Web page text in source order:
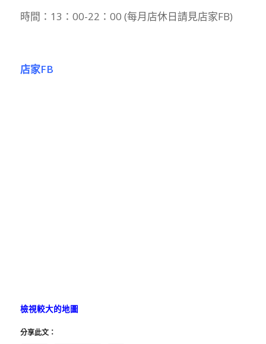
時間：13：00-22：00 (每月店休日請見店家FB)
店家FB
檢視較大的地圖
分享此文：